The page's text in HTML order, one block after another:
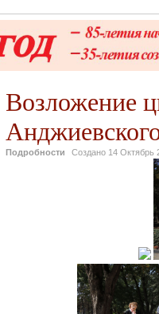
Возложение
Подробности Создано 14 Октябрь